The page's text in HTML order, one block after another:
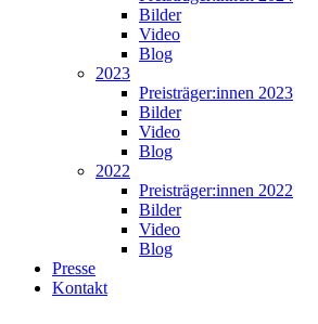
Bilder
Video
Blog
2023
Preisträger:innen 2023
Bilder
Video
Blog
2022
Preisträger:innen 2022
Bilder
Video
Blog
Presse
Kontakt